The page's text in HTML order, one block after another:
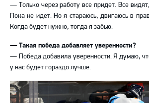
— Только через работу все придет. Все
Пока не идет. Но я стараюсь, двигаюсь в
Когда будет нужно, тогда я забью.
— Такая победа добавляет уверенности?
— Победа добавила уверенности. Я думаю,
у нас будет гораздо лучше.